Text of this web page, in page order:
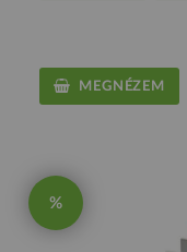
MEGNÉZEM
%